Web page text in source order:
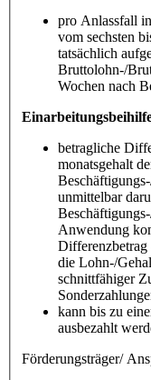
pro Anlassfall
vom sechsten
tatsächlich
Bruttolohn-/
Wochen nach
betragliche
monatsgehalt
unmittelbar
Anwendung
die Lohn-/
schnittfähiger
kann bis zu
ausbezahlt
Förderungsträger/